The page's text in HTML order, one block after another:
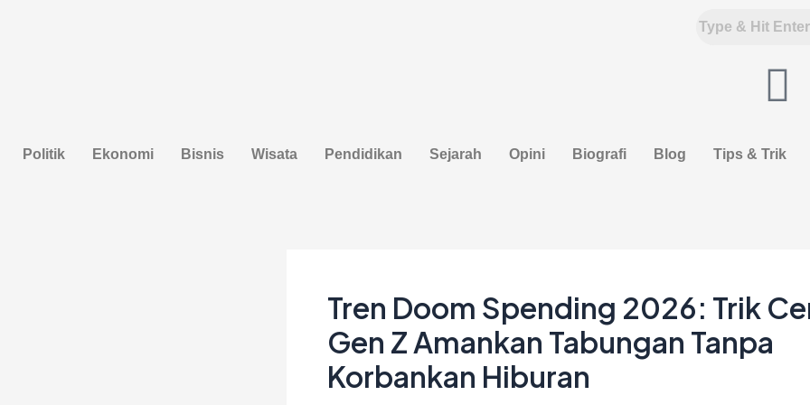
F
c
o
Politik Ekonomi Bisnis Wisata Pendidikan Sejarah Opini Biografi Blog Tips & Trik
Tren Doom Spending 2026: Trik
Gen Z Amankan Tabungan Tanpa
Korbankan Hiburan